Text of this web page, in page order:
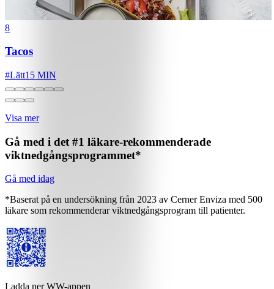
8
Tacos
#Lätt15 MIN
Visa mer
Gå med i det #1 läkare-rekommenderade
viktnedgångsprogrammet*
Gå med idag
*Baserat på en undersökning från 2023 av Cerner Enviza med 500
läkare som rekommenderar viktnedgångsprogram till patienter.
Ladda ner WW-appen